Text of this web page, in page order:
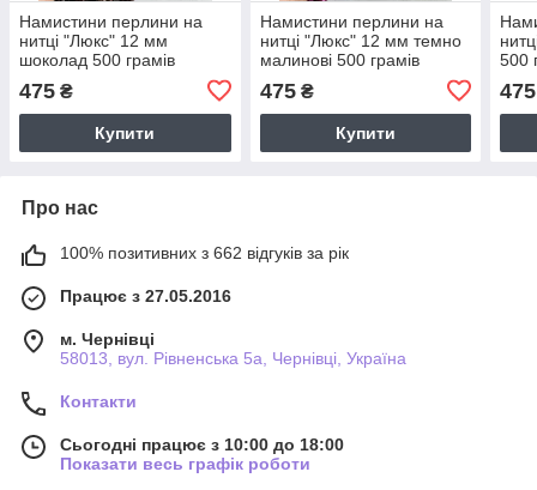
Намистини перлини на
нитці "Люкс" 12 мм
шоколад 500 грамів
475 ₴
Купити
Намистини перлини на
нитці "Люкс" 12 мм темно
малинові 500 грамів
475₴
Купити
500
475
Про нас
100% позитивних з 662 відгуків за рік
Працює з 27.05.2016
м. Чернівці
58013, вул. Рівненська 5а, Чернівці, Україна
Контакти
Сьогодні працює з 10:00 до 18:00
Показати весь графік роботи